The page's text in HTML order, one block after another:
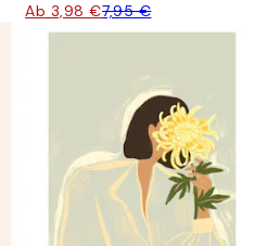
Ab 3,98 €7,95 €